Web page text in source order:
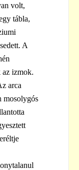
volt,
tábla,
A
az izmok.
arca
mosolygós